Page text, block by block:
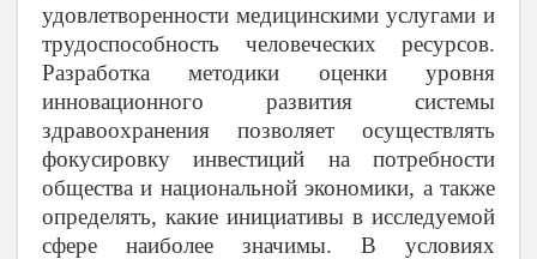
удовлетворенности медицинскими услугами и
трудоспособность человеческих ресурсов.
Разработка методики оценки уровня
инновационного развития системы
здравоохранения позволяет осуществлять
фокусировку инвестиций на потребности
общества и национальной экономики, а также
определять, какие инициативы в исследуемой
сфере наиболее значимы. В условиях